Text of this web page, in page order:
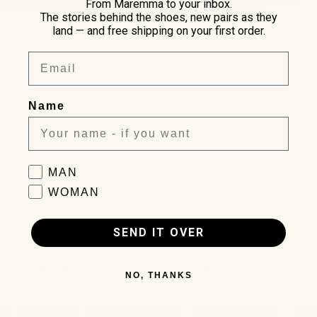
From Maremma to your inbox.
The stories behind the shoes, new pairs as they
land — and free shipping on your first order.
Name
Favorite collection
MAN
WOMAN
SEND IT OVER
NO, THANKS